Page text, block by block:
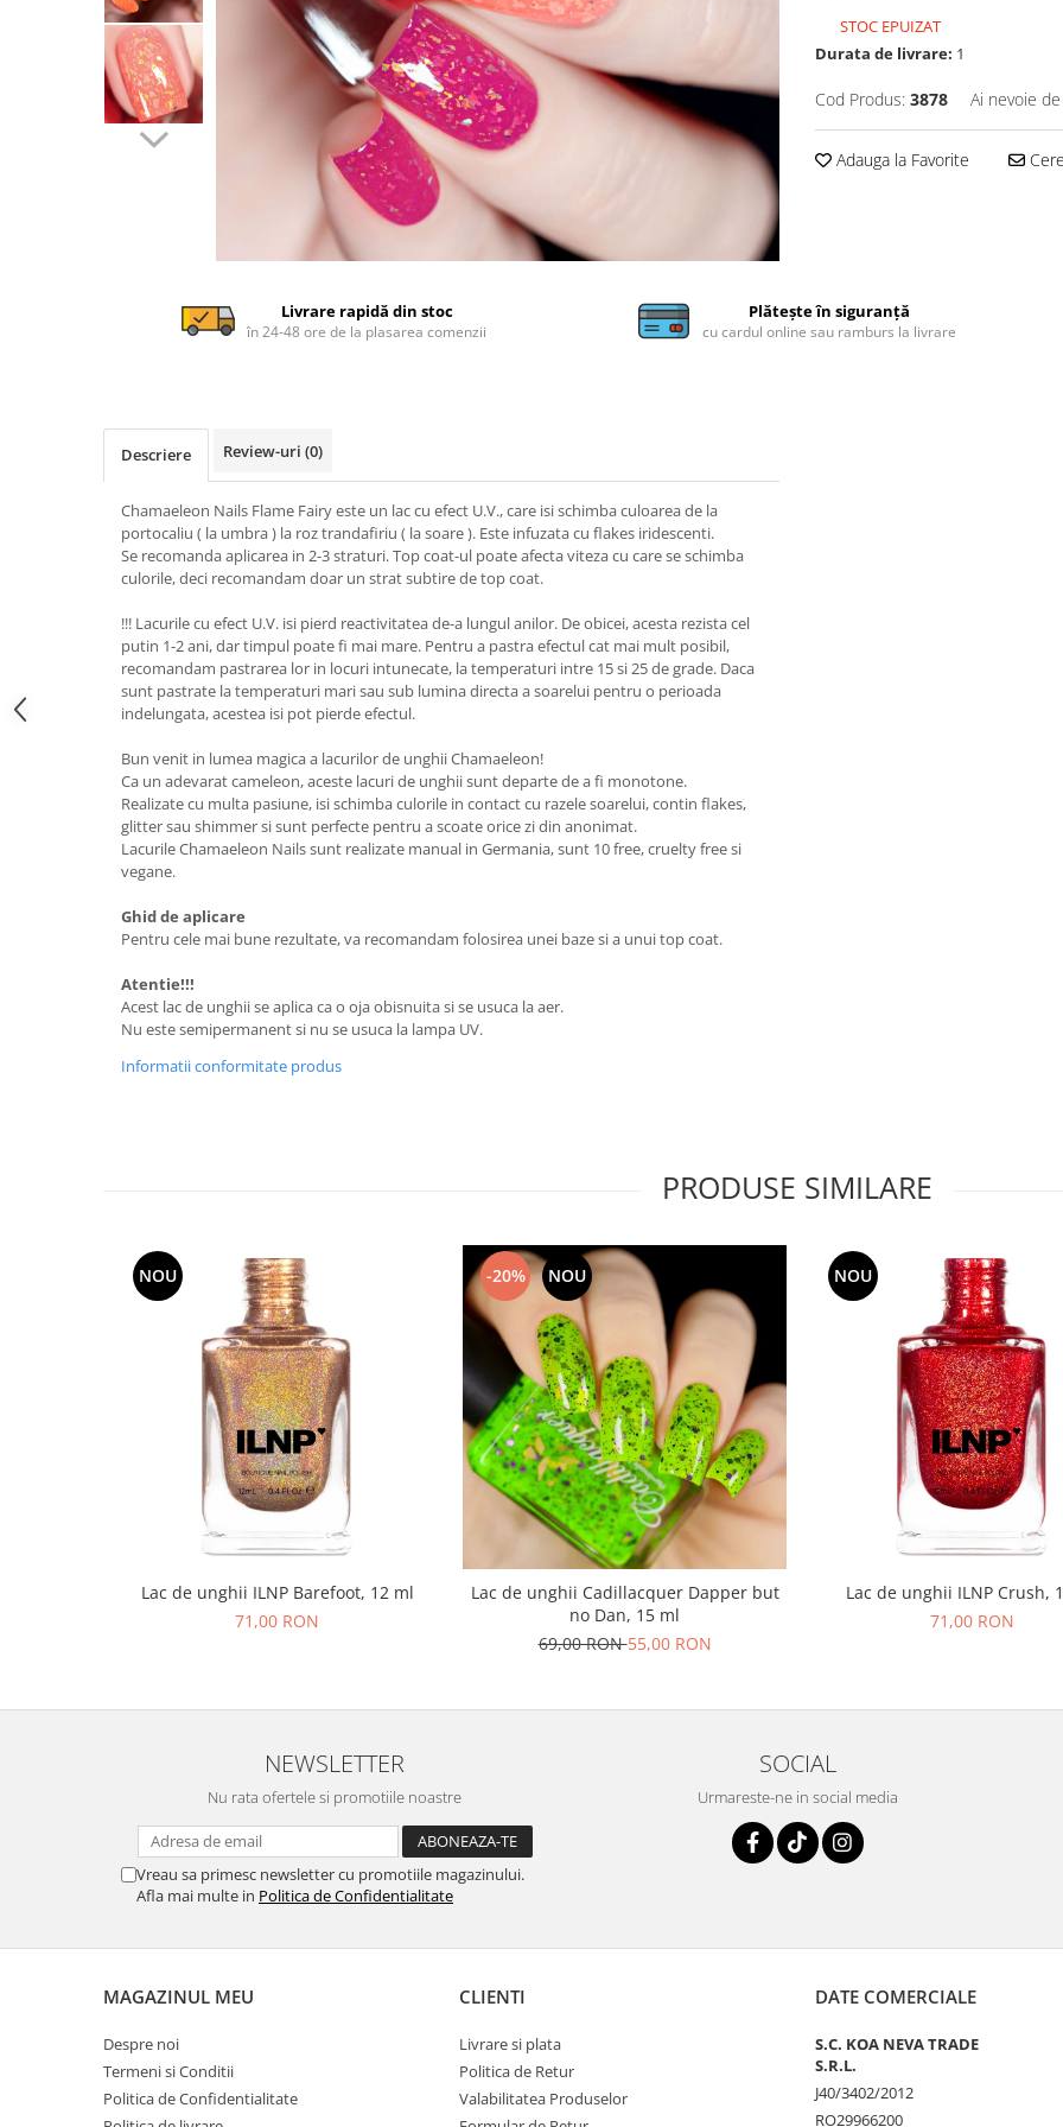
STOC EPUIZAT
Durata de livrare: 1
Cod Produs: 3878 Ai nevoie
Adauga la Favorite
Livrare rapidă din stoc
în 24-48 ore de la plasarea comenzii
Plătește în siguranță
cu cardul online sau ramburs la livrare
Descriere Review-uri (0)
Chamaeleon Nails Flame Fairy este un lac cu efect U.V., care isi schimba culoarea de la
portocaliu ( la umbra ) la roz trandafiriu ( la soare ). Este infuzata cu flakes iridescenti.
Se recomanda aplicarea in 2-3 straturi. Top coat-ul poate afecta viteza cu care se schimba
culorile, deci recomandam doar un strat subtire de top coat.
!!! Lacurile cu efect U.V. isi pierd reactivitatea de-a lungul anilor. De obicei, acesta rezista cel
putin 1-2 ani, dar timpul poate fi mai mare. Pentru a pastra efectul cat mai mult posibil,
recomandam pastrarea lor in locuri intunecate, la temperaturi intre 15 si 25 de grade. Daca
sunt pastrate la temperaturi mari sau sub lumina directa a soarelui pentru o perioada
indelungata, acestea isi pot pierde efectul.
Bun venit in lumea magica a lacurilor de unghii Chamaeleon!
Ca un adevarat cameleon, aceste lacuri de unghii sunt departe de a fi monotone.
Realizate cu multa pasiune, isi schimba culorile in contact cu razele soarelui, contin flakes,
glitter sau shimmer si sunt perfecte pentru a scoate orice zi din anonimat.
Lacurile Chamaeleon Nails sunt realizate manual in Germania, sunt 10 free, cruelty free si
vegane.
Ghid de aplicare
Pentru cele mai bune rezultate, va recomandam folosirea unei baze si a unui top coat.
Atentie!!!
Acest lac de unghii se aplica ca o oja obisnuita si se usuca la aer.
Nu este semipermanent si nu se usuca la lampa UV.
Informatii conformitate produs
PRODUSE SIMILARE
NOU
Lac de unghii ILNP Barefoot, 12 ml
71,00 RON
-20% NOU
Lac de unghii Cadillacquer Dapper but
no Dan, 15 ml
69,00 RON55,00 RON
NOU
Lac de unghii ILNP Crush,
71,00 RON
NEWSLETTER
Nu rata ofertele si promotiile noastre
Vreau sa primesc newsletter cu promotiile magazinului.
Afla mai multe in Politica de Confidentialitate
SOCIAL
Urmareste-ne in social media
MAGAZINUL MEU
Despre noi
Termeni si Conditii
Politica de Confidentialitate
CLIENTI
Livrare si plata
Politica de Retur
Valabilitatea Produselor
DATE COMERCIALE
S.C. KOA NEVA TRADE
S.R.L.
J40/3402/2012
RO29966200